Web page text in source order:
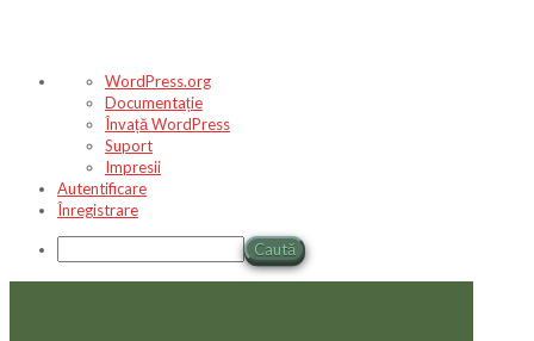
Despre
WordPress
WordPress.org
Documentație
Învață WordPress
Suport
Impresii
Autentificare
Înregistrare
Caută